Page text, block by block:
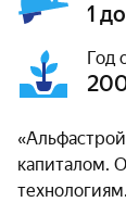
1
Год
капиталом.